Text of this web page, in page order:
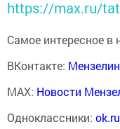
https://max.ru/
Самое интересное в
ВКонтакте:
MAX: Новости
Одноклассники: